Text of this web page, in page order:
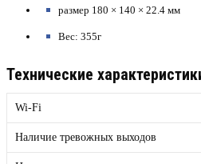
размер 180 × 140 × 22.4 мм
Вес: 355г
Технические
Wi-Fi
Наличие тревожных выходов